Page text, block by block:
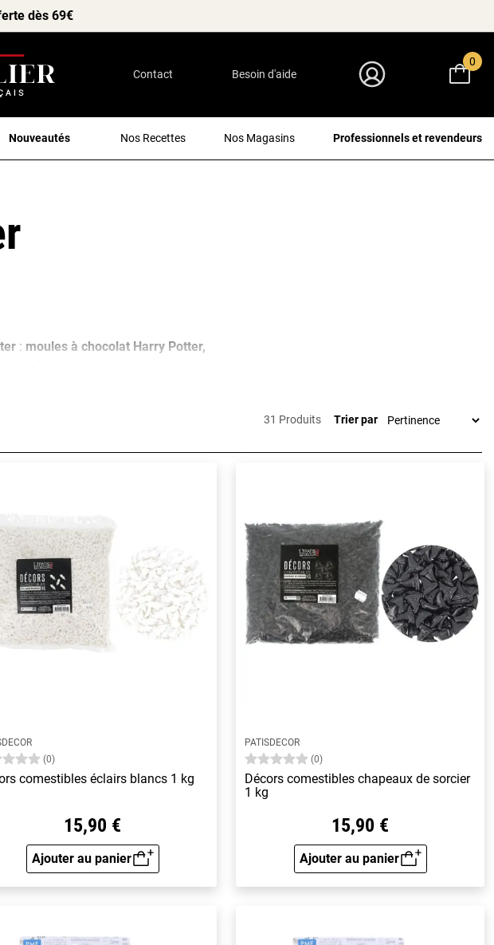
dès 69€
Contact Besoin d'aide
0
Nouveautés Nos Recettes Nos Magasins Professionnels et revendeurs
: moules à chocolat Harry Potter,
31 Produits Trier par
(0)
comestibles éclairs blancs 1 kg
15,90 €
Ajouter au panier
Aperçu rapide
PATISDECOR
(0)
Décors comestibles chapeaux de sorcier
1 kg
15,90 €
Ajouter au panier
Aperçu rapide